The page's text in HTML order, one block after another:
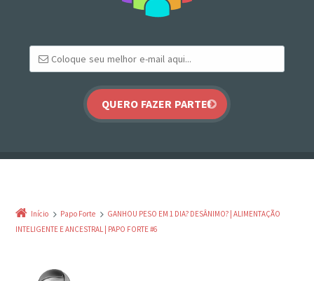
Início Papo Forte
GANHOU PESO EM 1 DIA? DESÂNIMO? | ALIMENTAÇÃO
INTELIGENTE E ANCESTRAL | PAPO FORTE #6